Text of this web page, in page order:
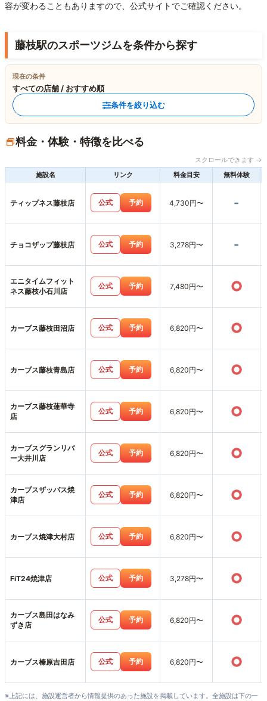
容が変わることもありますので、公式サイトでご確認ください。
藤枝駅のスポーツジムを条件から探す
現在の条件
すべての店舗 / おすすめ順
条件を絞り込む
料金・体験・特徴を比べる
スクロールできます →
施設名
リンク 料金目安 無料体験
ティップネス藤枝店 公式 予約 4,730円〜 -
チョコザップ藤枝店 公式 予約 3,278円〜 -
エニタイムフィット
ネス藤枝小石川店
公式 予約 7,480円〜 ○
カーブス藤枝田沼店 公式 予約 6,820円〜 ○
カーブス藤枝青島店 公式 予約 6,820円〜 ○
カーブス藤枝蓮華寺
店
公式 予約 6,820円〜 ○
カーブスグランリバ
ー大井川店
公式 予約 6,820円〜 ○
カーブスザッパス焼
津店
公式 予約 6,820円〜 ○
カーブス焼津大村店 公式 予約 6,820円〜 ○
FiT24焼津店 公式 予約 3,278円〜 ○
カーブス島田はなみ
ずき店
公式 予約 6,820円〜 ○
カーブス榛原吉田店 公式 予約 6,820円〜 ○
※上記には、施設運営者から情報提供のあった施設を掲載しています。全施設は下の一